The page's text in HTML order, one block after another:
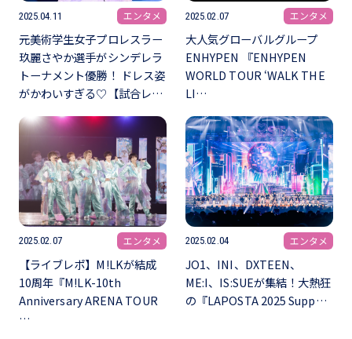
2025.04.11 エンタメ
元美術学生女子プロレスラー
玖麗さやか選手がシンデレラ
トーナメント優勝！ ドレス姿
がかわいすぎる♡【試合レ…
2025.02.07 エンタメ
大人気グローバルグループ
ENHYPEN 『ENHYPEN
WORLD TOUR ‘WALK THE
LI…
2025.02.07 エンタメ
【ライブレポ】M!LKが結成
10周年『M!LK-10th
Anniversary ARENA TOUR
…
2025.02.04 エンタメ
JO1、INI、DXTEEN、
ME:I、IS:SUEが集結！大熱狂
の『LAPOSTA 2025 Supp…